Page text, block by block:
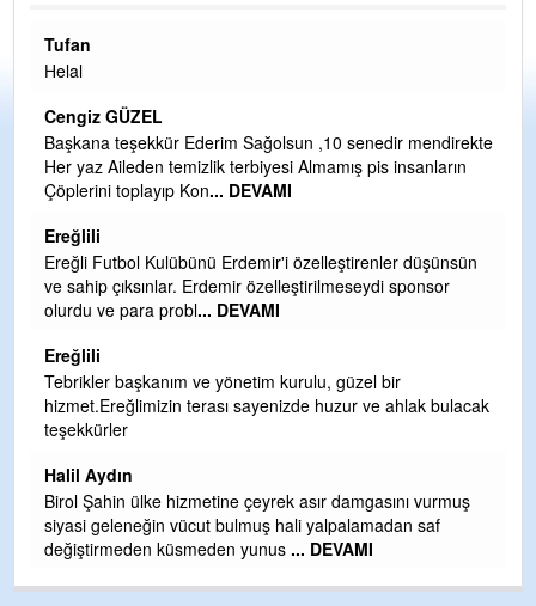
Tufan
Helal
Cengiz GÜZEL
Başkana teşekkür Ederim Sağolsun ,10 senedir mendirekte
Her yaz Aileden temizlik terbiyesi Almamış pis insanların
Çöplerini toplayıp Kon... DEVAMI
Ereğlili
Ereğli Futbol Kulübünü Erdemir'i özelleştirenler düşünsün
ve sahip çıksınlar. Erdemir özelleştirilmeseydi sponsor
olurdu ve para probl... DEVAMI
Ereğlili
Tebrikler başkanım ve yönetim kurulu, güzel bir
hizmet.Ereğlimizin terası sayenizde huzur ve ahlak bulacak
teşekkürler
Halil Aydın
Birol Şahin ülke hizmetine çeyrek asır damgasını vurmuş
siyasi geleneğin vücut bulmuş hali yalpalamadan saf
değiştirmeden küsmeden yunus ... DEVAMI